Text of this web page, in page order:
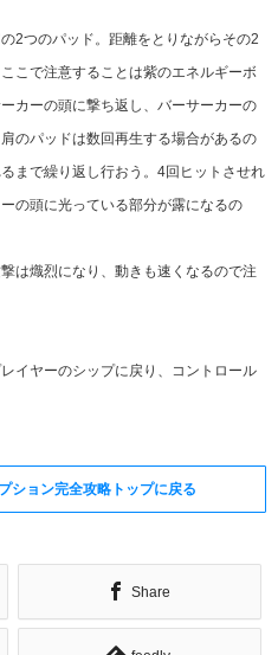
2つのパッド。距離をとりながらその2
こで注意することは紫のエネルギーボ
カーの頭に撃ち返し、バーサーカーの
のパッドは数回再生する場合があるの
まで繰り返し行おう。4回ヒットさせれ
の頭に光っている部分が露になるの
は熾烈になり、動きも速くなるので注
イヤーのシップに戻り、コントロール
ション完全攻略トップに戻る
Share